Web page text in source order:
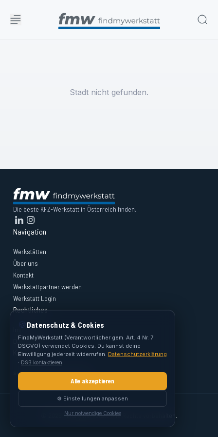
Stadt nicht gefunden.
Die beste KFZ-Werkstatt in Österreich finden.
Navigation
Werkstätten
Über uns
Kontakt
Werkstattpartner werden
Werkstatt Login
Rechtliches
Impressum
Datenschutz
Kontakt
support@findmywerkstatt.at
© 2026 FindMyWerkstatt. Alle Rechte vorbehalten.
🍪 Datenschutz & Cookies
FindMyWerkstatt (Verantwortlicher gem. Art. 4 Nr. 7
DSGVO) verwendet Cookies. Du kannst deine
Einwilligung jederzeit widerrufen. Datenschutzerklärung
· DSB kontaktieren
Alle akzeptieren
⚙️ Einstellungen anpassen
Nur notwendige Cookies